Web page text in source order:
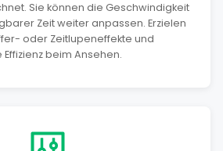
Sie können die Geschwindigkeit
Zeit weiter anpassen. Erzielen
oder Zeitlupeneffekte und
beim Ansehen.